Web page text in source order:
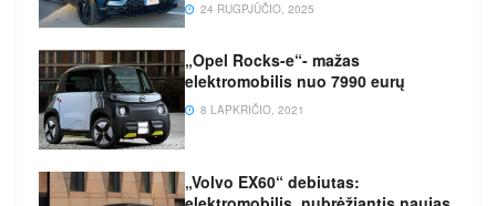
24 RUGPJŪČIO, 2025
„Opel Rocks-e“- mažas
elektromobilis nuo 7990 eurų
8 LAPKRIČIO, 2021
„Volvo EX60“ debiutas: